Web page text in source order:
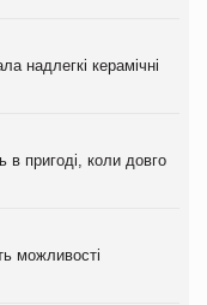
надлегкі керамічні
в пригоді, коли довго
можливості